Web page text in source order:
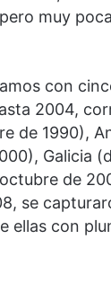
muy
con
2004,
de 1990),
Galicia
de
se
ellas con